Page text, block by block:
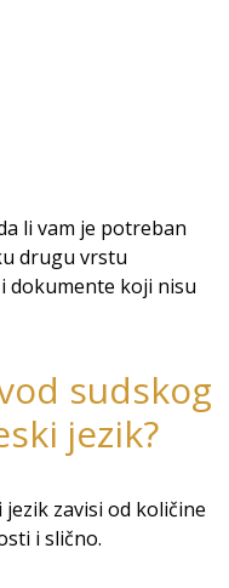
li vam je potreban
drugu vrstu
dokumente koji nisu
sudskog
jezik?
zavisi od količine
i slično.